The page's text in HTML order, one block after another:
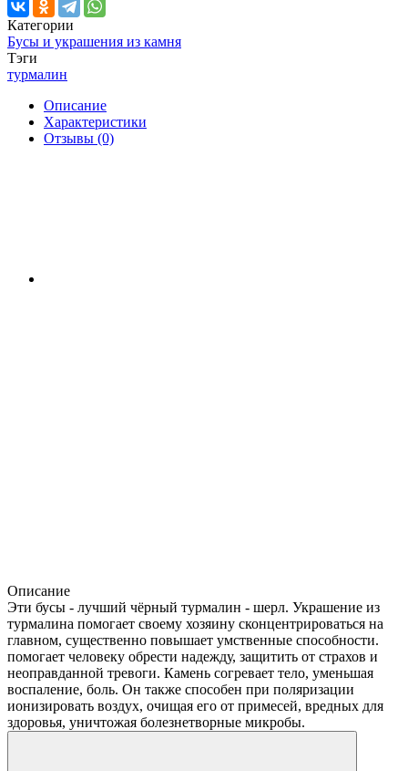
Категории
Бусы и украшения из камня
Тэги
турмалин
Описание
Характеристики
Отзывы (0)
Описание
Эти бусы - лучший чёрный турмалин - шерл. Украшение из
турмалина помогает своему хозяину сконцентрироваться на
главном, существенно повышает умственные способности.
помогает человеку обрести надежду, защитить от страхов и
неоправданной тревоги. Камень согревает тело, уменьшая
воспаление, боль. Он также способен при поляризации
ионизировать воздух, очищая его от примесей, вредных для
здоровья, уничтожая болезнетворные микробы.